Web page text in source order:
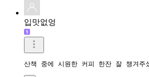
입맛없엉
산책 중에 시원한 커피 한잔 잘 챙겨주